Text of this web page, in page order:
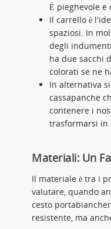
È pieghevole e
Il carrello è
spaziosi. In
degli
ha due sacchi
colorati se ne
In alternativa
cassapanche
contenere i
trasformarsi in
Materiali: Un
Il materiale è tra i
valutare, quando
cesto
resistente, ma